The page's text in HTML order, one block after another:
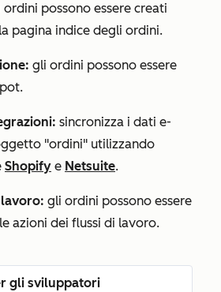
ordini possono essere creati
pagina indice degli ordini.
gli ordini possono essere
sincronizza i dati e-
"ordini" utilizzando
Shopify e Netsuite.
gli ordini possono essere
azioni dei flussi di lavoro.
gli sviluppatori